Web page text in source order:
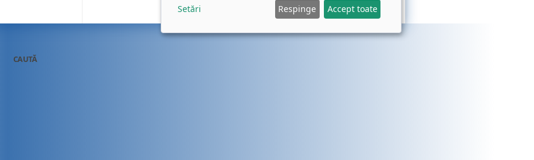
CAUTĂ
Setări Respinge Accept toate